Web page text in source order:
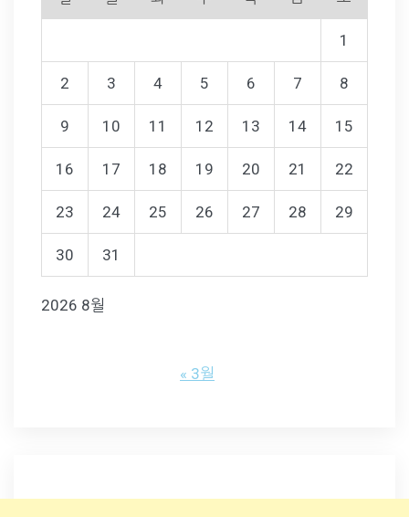
2026 8월
1
2 3 4 5 6 7 8
9 10 11 12 13 14 15
16 17 18 19 20 21 22
23 24 25 26 27 28 29
30 31
« 3월